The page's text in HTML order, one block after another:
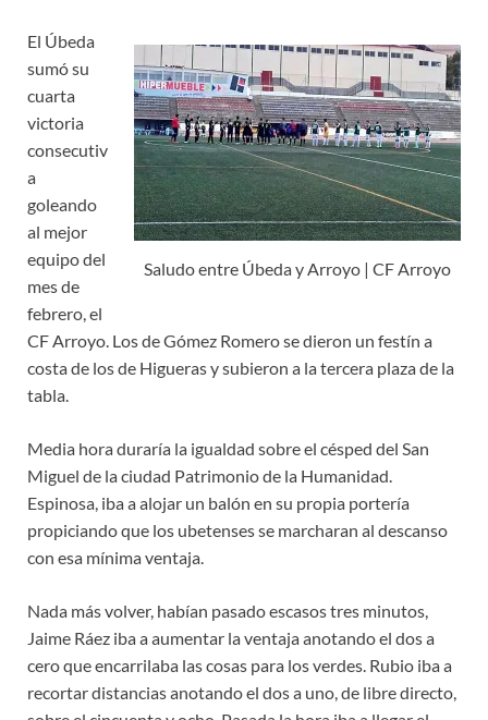
Saludo entre Úbeda y Arroyo | CF Arroyo
El Úbeda
sumó su
cuarta
victoria
consecutiv
a
goleando
al mejor
equipo del
mes de
febrero, el
CF Arroyo. Los de Gómez Romero se dieron un festín a
costa de los de Higueras y subieron a la tercera plaza de la
tabla.
Media hora duraría la igualdad sobre el césped del San
Miguel de la ciudad Patrimonio de la Humanidad.
Espinosa, iba a alojar un balón en su propia portería
propiciando que los ubetenses se marcharan al descanso
con esa mínima ventaja.
Nada más volver, habían pasado escasos tres minutos,
Jaime Ráez iba a aumentar la ventaja anotando el dos a
cero que encarrilaba las cosas para los verdes. Rubio iba a
recortar distancias anotando el dos a uno, de libre directo,